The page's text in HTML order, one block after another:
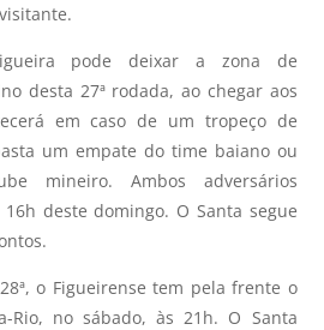
pode deixar a zona de
desta 27ª rodada, ao chegar aos
em caso de um tropeço de
um empate do time baiano ou
mineiro. Ambos adversários
deste domingo. O Santa segue
o Figueirense tem pela frente o
Rio, no sábado, às 21h. O Santa